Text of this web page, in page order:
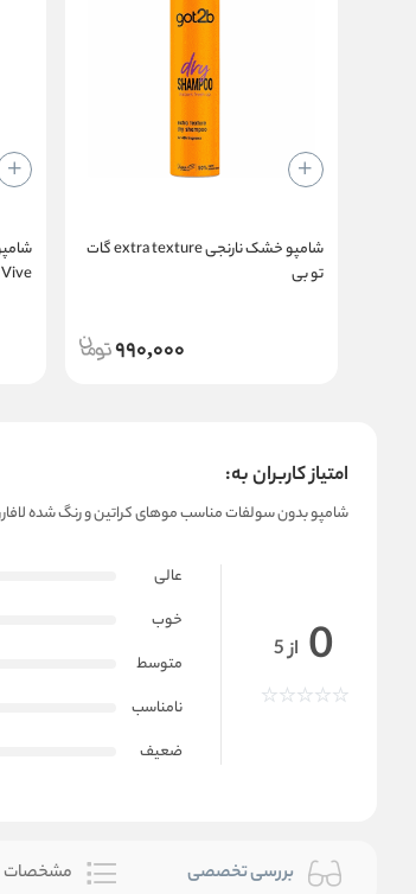
شامپو خشک نارنجی extra texture گات
تو بی
990,000
Vive
امتیاز کاربران به:
شامپو بدون سولفات مناسب موهای کراتین و رنگ شده
0 از 5
عالی
خوب
متوسط
نامناسب
ضعیف
بررسی تخصصی مشخصات